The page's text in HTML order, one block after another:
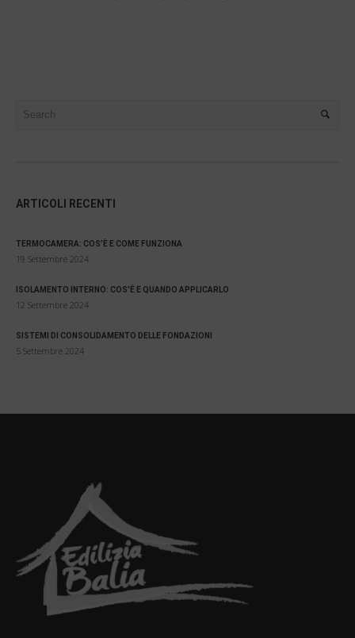
ARTICOLI RECENTI
TERMOCAMERA: COS’È E COME FUNZIONA
19 Settembre 2024
ISOLAMENTO INTERNO: COS’È E QUANDO APPLICARLO
12 Settembre 2024
SISTEMI DI CONSOLIDAMENTO DELLE FONDAZIONI
5 Settembre 2024